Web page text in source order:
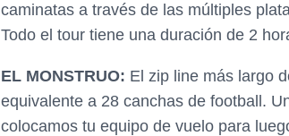
caminatas a través de las múltiples
Todo el tour tiene una duración de 2
EL MONSTRUO: El zip line más largo
equivalente a 28 canchas de football.
colocamos tu equipo de vuelo para